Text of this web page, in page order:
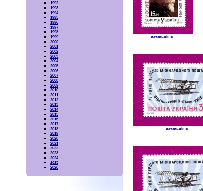
1992
1993
1994
1995
1996
1997
1998
1999
2000
2001
2002
2003
2004
2005
2006
2007
2008
2009
2010
2011
2012
2013
2014
2015
2016
2017
2018
2019
2020
2021
2022
2023
2024
2025
2026
детальніше...
детальніше...